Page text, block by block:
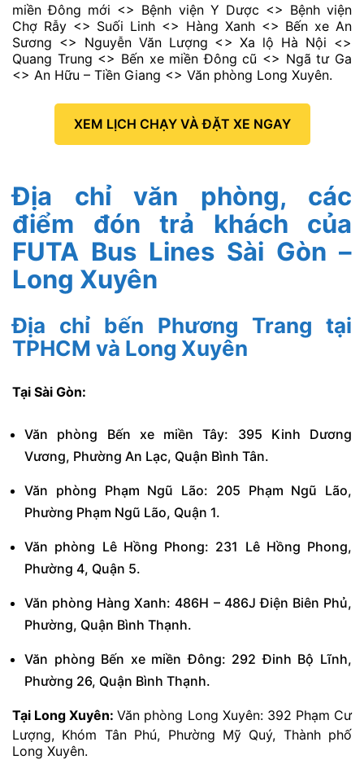
miền Đông mới <> Bệnh viện Y Dược <> Bệnh viện
Chợ Rẫy <> Suối Linh <> Hàng Xanh <> Bến xe An
Sương <> Nguyễn Văn Lượng <> Xa lộ Hà Nội <>
Quang Trung <> Bến xe miền Đông cũ <> Ngã tư Ga
<> An Hữu – Tiền Giang <> Văn phòng Long Xuyên.
XEM LỊCH CHẠY VÀ ĐẶT XE NGAY
Địa chỉ văn phòng, các
điểm đón trả khách của
FUTA Bus Lines Sài Gòn –
Long Xuyên
Địa chỉ bến Phương Trang tại
TPHCM và Long Xuyên
Tại Sài Gòn:
Văn phòng Bến xe miền Tây: 395 Kinh Dương
Vương, Phường An Lạc, Quận Bình Tân.
Văn phòng Phạm Ngũ Lão: 205 Phạm Ngũ Lão,
Phường Phạm Ngũ Lão, Quận 1.
Văn phòng Lê Hồng Phong: 231 Lê Hồng Phong,
Phường 4, Quận 5.
Văn phòng Hàng Xanh: 486H – 486J Điện Biên Phủ,
Phường, Quận Bình Thạnh.
Văn phòng Bến xe miền Đông: 292 Đinh Bộ Lĩnh,
Phường 26, Quận Bình Thạnh.
Tại Long Xuyên:Văn phòng Long Xuyên: 392 Phạm Cư
Lượng, Khóm Tân Phú, Phường Mỹ Quý, Thành phố
Long Xuyên.